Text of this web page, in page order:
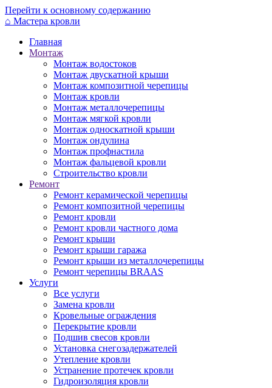
Перейти к основному содержанию
⌂ Мастера кровли
Главная
Монтаж
Монтаж водостоков
Монтаж двускатной крыши
Монтаж композитной черепицы
Монтаж кровли
Монтаж металлочерепицы
Монтаж мягкой кровли
Монтаж односкатной крыши
Монтаж ондулина
Монтаж профнастила
Монтаж фальцевой кровли
Строительство кровли
Ремонт
Ремонт керамической черепицы
Ремонт композитной черепицы
Ремонт кровли
Ремонт кровли частного дома
Ремонт крыши
Ремонт крыши гаража
Ремонт крыши из металлочерепицы
Ремонт черепицы BRAAS
Услуги
Все услуги
Замена кровли
Кровельные ограждения
Перекрытие кровли
Подшив свесов кровли
Установка снегозадержателей
Утепление кровли
Устранение протечек кровли
Гидроизоляция кровли